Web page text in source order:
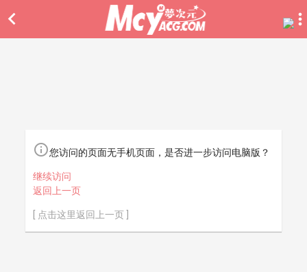

您访问的页面无手机页面，是否进一步访问电脑版？
继续访问
返回上一页
[ 点击这里返回上一页 ]